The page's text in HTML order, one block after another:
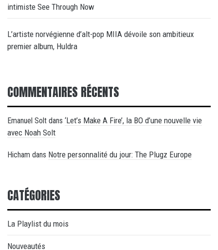
intimiste See Through Now
L’artiste norvégienne d’alt-pop MIIA dévoile son ambitieux
premier album, Huldra
COMMENTAIRES RÉCENTS
Emanuel Solt dans ‘Let’s Make A Fire’, la BO d’une nouvelle vie
avec Noah Solt
Hicham dans Notre personnalité du jour: The Plugz Europe
CATÉGORIES
La Playlist du mois
Nouveautés